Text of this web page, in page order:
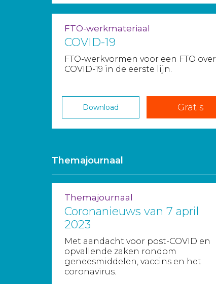
FTO-werkmateriaal
COVID-19
FTO-werkvormen voor een FTO over
COVID-19 in de eerste lijn.
Download Gratis
Themajournaal
Themajournaal
Coronanieuws van 7 april
2023
Met aandacht voor post-COVID en
opvallende zaken rondom
geneesmiddelen, vaccins en het
coronavirus.